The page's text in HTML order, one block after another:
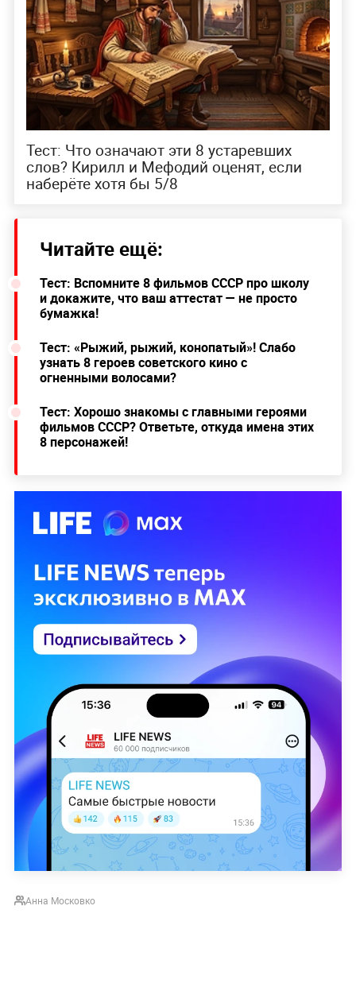
Тест: Что означают эти 8 устаревших
слов? Кирилл и Мефодий оценят, если
наберёте хотя бы 5/8
Читайте ещё:
Тест: Вспомните 8 фильмов СССР про школу
и докажите, что ваш аттестат — не просто
бумажка!
Тест: «Рыжий, рыжий, конопатый»! Слабо
узнать 8 героев советского кино с
огненными волосами?
Тест: Хорошо знакомы с главными героями
фильмов СССР? Ответьте, откуда имена этих
8 персонажей!
Анна Московко